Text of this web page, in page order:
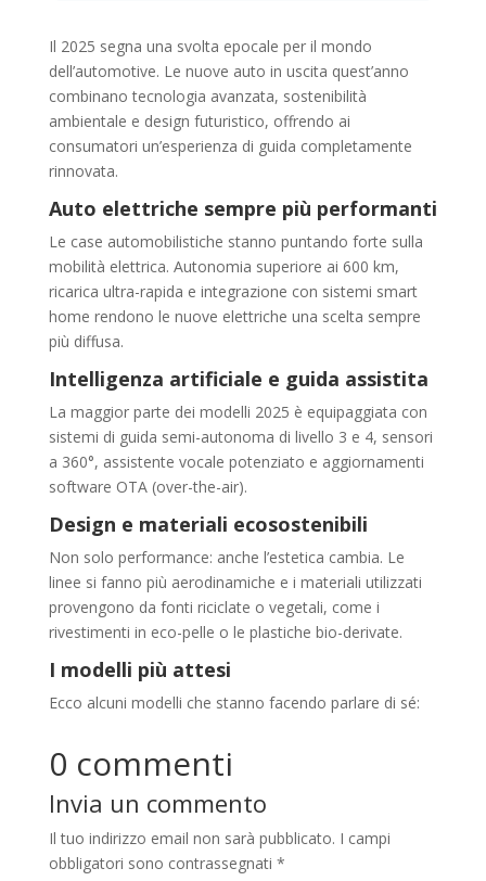
Il 2025 segna una svolta epocale per il mondo
dell’automotive. Le nuove auto in uscita quest’anno
combinano tecnologia avanzata, sostenibilità
ambientale e design futuristico, offrendo ai
consumatori un’esperienza di guida completamente
rinnovata.
Auto elettriche sempre più performanti
Le case automobilistiche stanno puntando forte sulla
mobilità elettrica. Autonomia superiore ai 600 km,
ricarica ultra-rapida e integrazione con sistemi smart
home rendono le nuove elettriche una scelta sempre
più diffusa.
Intelligenza artificiale e guida assistita
La maggior parte dei modelli 2025 è equipaggiata con
sistemi di guida semi-autonoma di livello 3 e 4, sensori
a 360°, assistente vocale potenziato e aggiornamenti
software OTA (over-the-air).
Design e materiali ecosostenibili
Non solo performance: anche l’estetica cambia. Le
linee si fanno più aerodinamiche e i materiali utilizzati
provengono da fonti riciclate o vegetali, come i
rivestimenti in eco-pelle o le plastiche bio-derivate.
I modelli più attesi
Ecco alcuni modelli che stanno facendo parlare di sé:
0 commenti
Invia un commento
Il tuo indirizzo email non sarà pubblicato. I campi
obbligatori sono contrassegnati *